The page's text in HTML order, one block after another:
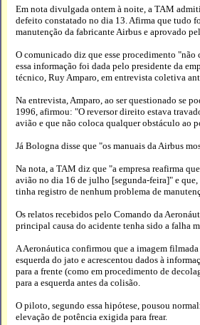
Em nota divulgada ontem à noite, a TAM
defeito constatado no dia 13. Afirma que tudo
manutenção da fabricante Airbus e aprovado
O comunicado diz que esse procedimento
essa informação foi dada pelo presidente da
técnico, Ruy Amparo, em entrevista coletiva
Na entrevista, Amparo, ao ser questionado se
1996, afirmou: "O reversor direito estava
avião e que não coloca qualquer obstáculo ao
Já Bologna disse que "os manuais da Airbus
Na nota, a TAM diz que "a empresa reafirma
avião no dia 16 de julho [segunda-feira]" e
tinha registro de nenhum problema de
Os relatos recebidos pelo Comando da
principal causa do acidente tenha sido a falha
A Aeronáutica confirmou que a imagem
esquerda do jato e acrescentou dados à
para a frente (como em procedimento de
para a esquerda antes da colisão.
O piloto, segundo essa hipótese, pousou
elevação de potência exigida para frear.